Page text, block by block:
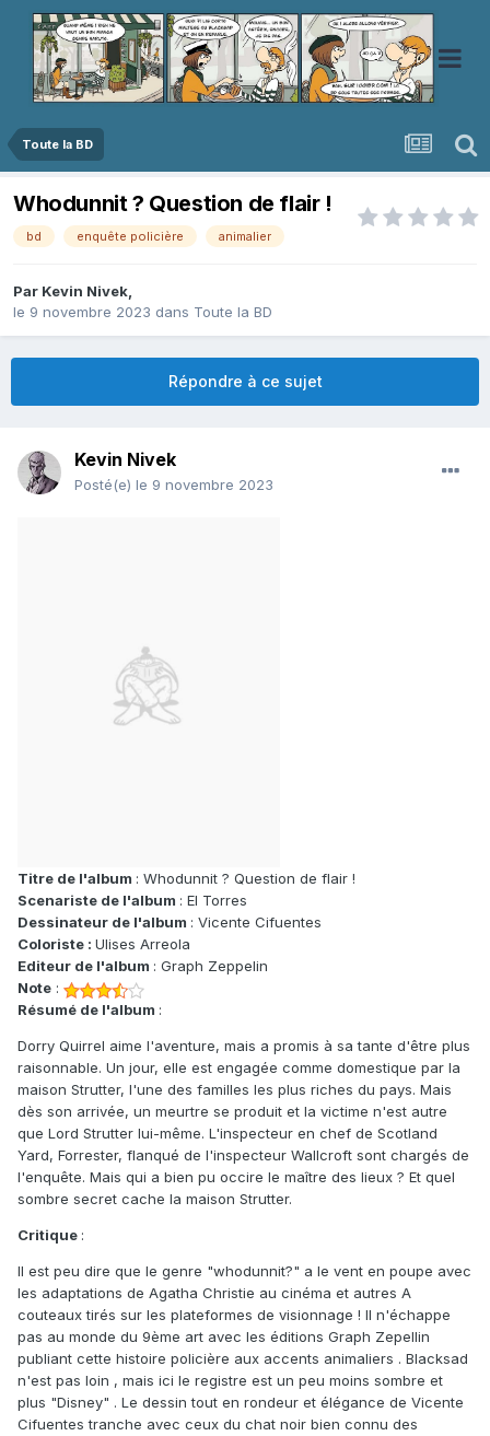
Toute la BD
Whodunnit ? Question de flair !
bd enquête policière animalier
Par Kevin Nivek,
le 9 novembre 2023 dans Toute la BD
Répondre à ce sujet
Kevin Nivek
Posté(e) le 9 novembre 2023
Titre de l'album : Whodunnit ? Question de flair !
Scenariste de l'album : El Torres
Dessinateur de l'album : Vicente Cifuentes
Coloriste : Ulises Arreola
Editeur de l'album : Graph Zeppelin
Note :
Résumé de l'album :
Dorry Quirrel aime l'aventure, mais a promis à sa tante d'être plus
raisonnable. Un jour, elle est engagée comme domestique par la
maison Strutter, l'une des familles les plus riches du pays. Mais
dès son arrivée, un meurtre se produit et la victime n'est autre
que Lord Strutter lui-même. L'inspecteur en chef de Scotland
Yard, Forrester, flanqué de l'inspecteur Wallcroft sont chargés de
l'enquête. Mais qui a bien pu occire le maître des lieux ? Et quel
sombre secret cache la maison Strutter.
Critique :
Il est peu dire que le genre "whodunnit?" a le vent en poupe avec
les adaptations de Agatha Christie au cinéma et autres A
couteaux tirés sur les plateformes de visionnage ! Il n'échappe
pas au monde du 9ème art avec les éditions Graph Zepellin
publiant cette histoire policière aux accents animaliers . Blacksad
n'est pas loin , mais ici le registre est un peu moins sombre et
plus "Disney" . Le dessin tout en rondeur et élégance de Vicente
Cifuentes tranche avec ceux du chat noir bien connu des